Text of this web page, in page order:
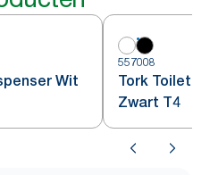
Wit
557008
Tork
Zwart T4